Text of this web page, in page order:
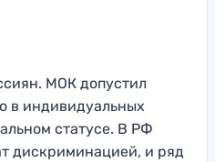
МОК допустил
в индивидуальных
статусе. В РФ
дискриминацией, и ряд